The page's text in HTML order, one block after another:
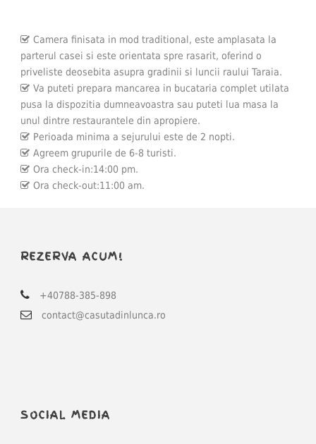
Camera finisata in mod traditional, este amplasata la
parterul casei si este orientata spre rasarit, oferind o
priveliste deosebita asupra gradinii si luncii raului Taraia.
Va puteti prepara mancarea in bucataria complet utilata
pusa la dispozitia dumneavoastra sau puteti lua masa la
unul dintre restaurantele din apropiere.
Perioada minima a sejurului este de 2 nopti.
Agreem grupurile de 6-8 turisti.
Ora check-in:14:00 pm.
Ora check-out:11:00 am.
REZERVA ACUM!
+40788-385-898
contact@casutadinlunca.ro
SOCIAL MEDIA